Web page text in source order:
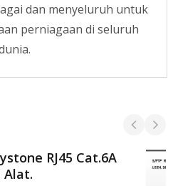
dan menyeluruh untuk
perniagaan di seluruh
RJ45 Cat.6A
Alat.